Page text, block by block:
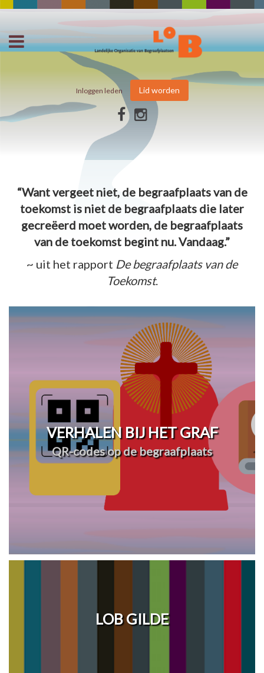
Inloggen leden Lid worden
“Want vergeet niet, de begraafplaats van de
toekomst is niet de begraafplaats die later
gecreëerd moet worden, de begraafplaats
van de toekomst begint nu. Vandaag.”
~ uit het rapport De begraafplaats van de
Toekomst.
VERHALEN BIJ HET GRAF
QR-codes op de begraafplaats
LOB GILDE